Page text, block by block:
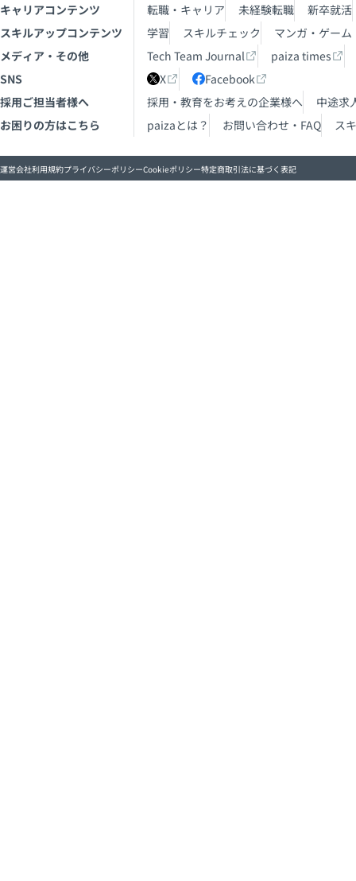
キャリアコンテンツ 転職・キャリア 未経験転職
新卒就活
スキルアップコンテンツ
学習 スキルチェック
マンガ・ゲーム
メディア・その他
Tech Team Journal
paiza times
SNS
X
Facebook
採用ご担当者様へ
採用・教育をお考えの企業様へ
中途求
お困りの方はこちら
paizaとは？ お問い合わせ・FAQ ス
運営会社利用規約プライバシーポリシーCookieポリシー特定商取引法に基づく表記